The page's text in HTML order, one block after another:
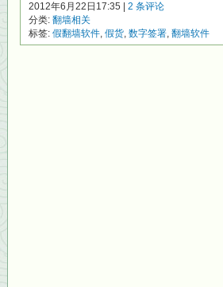
2012年6月22日17:35 | 2 条评论
分类: 翻墙相关
标签: 假翻墙软件, 假货, 数字签署, 翻墙软件